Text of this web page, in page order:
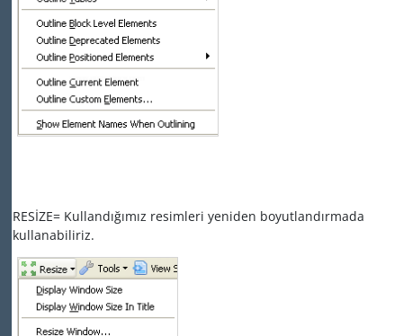
RESİZE= Kullandığımız resimleri yeniden boyutlandırmada
kullanabiliriz.